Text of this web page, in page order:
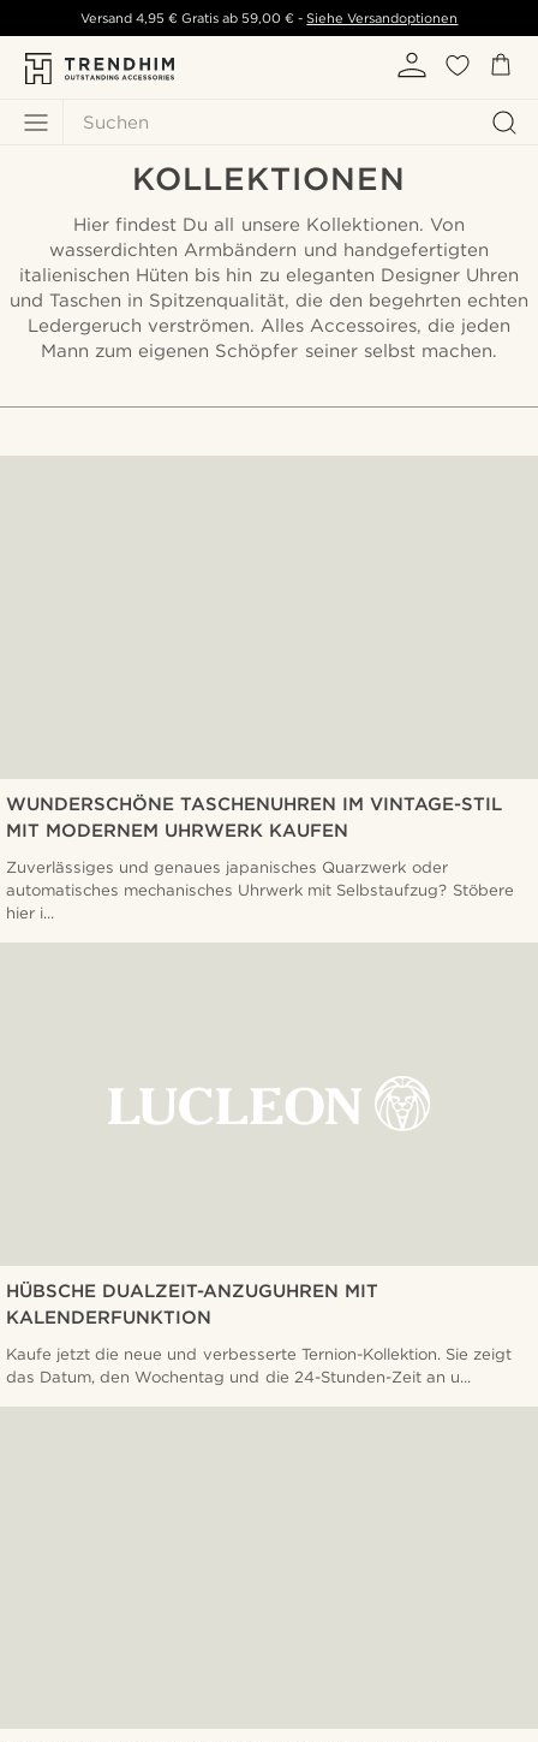
Suchen
Versand 4,95 € Gratis ab59,00 € - Siehe Versandoptionen
KOLLEKTIONEN
Hier findest Du all unsere Kollektionen. Von
wasserdichten Armbändern und handgefertigten
italienischen Hüten bis hin zu eleganten Designer Uhren
und Taschen in Spitzenqualität, die den begehrten echten
Ledergeruch verströmen. Alles Accessoires, die jeden
Mann zum eigenen Schöpfer seiner selbst machen.
WUNDERSCHÖNE TASCHENUHREN IM VINTAGE-STIL
MIT MODERNEM UHRWERK KAUFEN
Zuverlässiges und genaues japanisches Quarzwerk oder
automatisches mechanisches Uhrwerk mit Selbstaufzug? Stöbere
hier i...
HÜBSCHE DUALZEIT-ANZUGUHREN MIT
KALENDERFUNKTION
Kaufe jetzt die neue und verbesserte Ternion-Kollektion. Sie zeigt
das Datum, den Wochentag und die 24-Stunden-Zeit an u...